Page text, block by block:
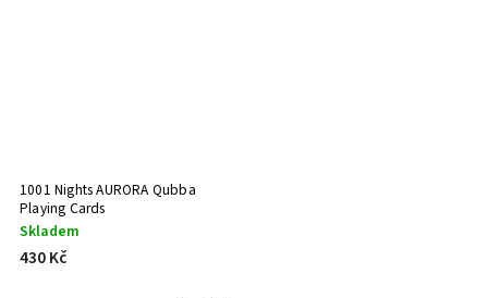
1001 Nights AURORA Qubba
Playing Cards
Skladem
430 Kč